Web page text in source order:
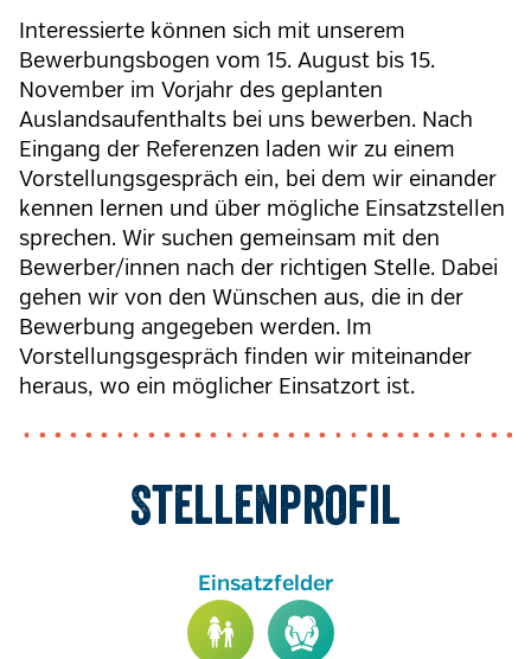
Interessierte können sich mit unserem
Bewerbungsbogen vom 15. August bis 15.
November im Vorjahr des geplanten
Auslandsaufenthalts bei uns bewerben. Nach
Eingang der Referenzen laden wir zu einem
Vorstellungsgespräch ein, bei dem wir einander
kennen lernen und über mögliche Einsatzstellen
sprechen. Wir suchen gemeinsam mit den
Bewerber/innen nach der richtigen Stelle. Dabei
gehen wir von den Wünschen aus, die in der
Bewerbung angegeben werden. Im
Vorstellungsgespräch finden wir miteinander
heraus, wo ein möglicher Einsatzort ist.
Stellenprofil